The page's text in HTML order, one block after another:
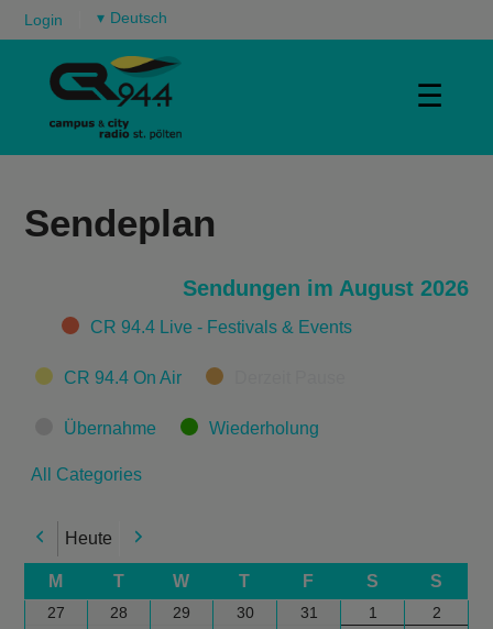
Login ▾
☰
Sendeplan
Sendungen im August 2026
CategoriesCR 94.4 Live - Festivals & Events
CR 94.4 On Air
Übernahme Wiederholung
All Categories
Previous
Heute Next
M T W T F S S
27 28 29 30 31 1 2